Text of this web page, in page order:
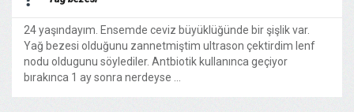
24 yaşındayım. Ensemde ceviz büyüklüğünde bir şişlik var.
Yağ bezesi olduğunu zannetmiştim ultrason çektirdim lenf
nodu oldugunu söylediler. Antbiotik kullanınca geçiyor
bırakınca 1 ay sonra nerdeyse ...